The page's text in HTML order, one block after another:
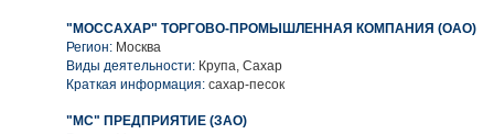
"МОССАХАР" ТОРГОВО-ПРОМЫШЛЕННАЯ КОМПАНИЯ (ОАО)
Регион: Москва
Виды деятельности: Крупа, Сахар
Краткая информация: сахар-песок
"МС" ПРЕДПРИЯТИЕ (ЗАО)